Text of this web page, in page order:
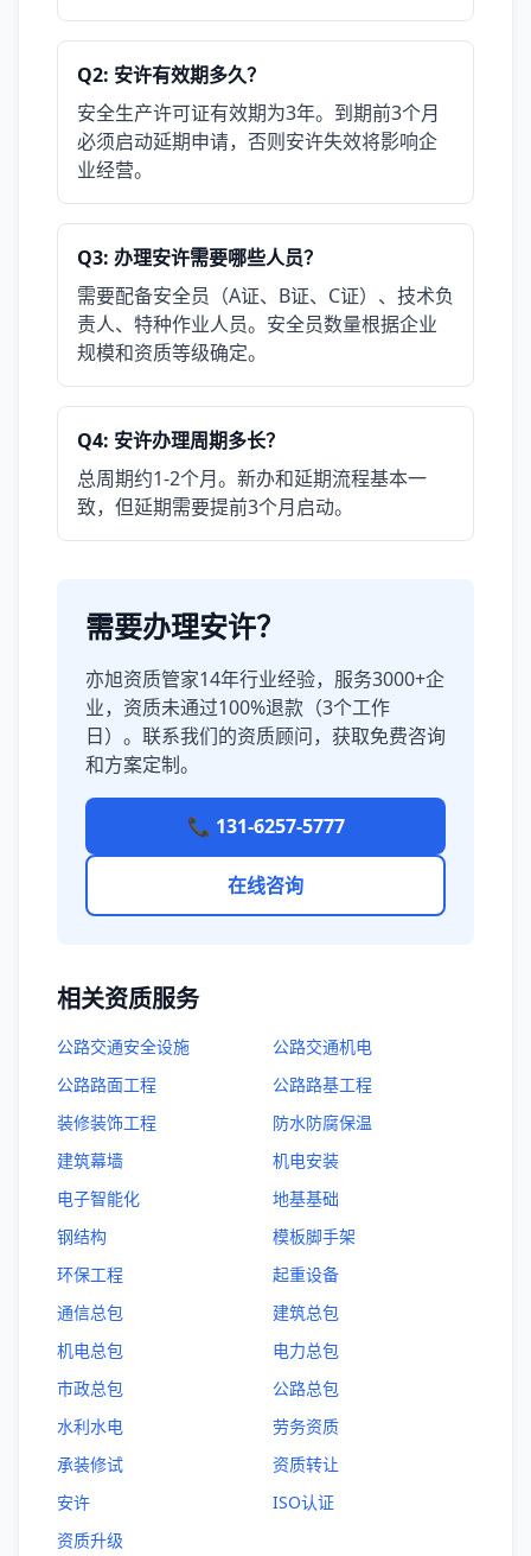
Q2: 安许有效期多久？
安全生产许可证有效期为3年。到期前3个月
必须启动延期申请，否则安许失效将影响企
业经营。
Q3: 办理安许需要哪些人员？
需要配备安全员（A证、B证、C证）、技术负
责人、特种作业人员。安全员数量根据企业
规模和资质等级确定。
Q4: 安许办理周期多长？
总周期约1-2个月。新办和延期流程基本一
致，但延期需要提前3个月启动。
需要办理安许？
亦旭资质管家14年行业经验，服务3000+企
业，资质未通过100%退款（3个工作
日）。联系我们的资质顾问，获取免费咨询
和方案定制。
📞 131-6257-5777
在线咨询
相关资质服务
公路交通安全设施
公路交通机电
公路路面工程
公路路基工程
装修装饰工程
防水防腐保温
建筑幕墙
机电安装
电子智能化
地基基础
钢结构
模板脚手架
环保工程
起重设备
通信总包
建筑总包
机电总包
电力总包
市政总包
公路总包
水利水电
劳务资质
承装修试
资质转让
安许
ISO认证
资质升级